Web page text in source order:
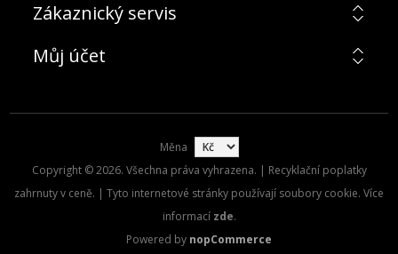
Zákaznický servis
Můj účet
Měna
Copyright © 2026. Všechna práva vyhrazena. | Recyklační poplatky
zahrnuty v ceně. | Tyto internetové stránky používají soubory cookie. Více
informací zde.
Powered by nopCommerce